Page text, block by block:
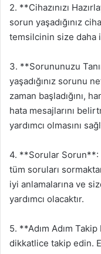
2. **Cihazınızı
sorun yaşadığınız
temsilcinin size daha
3. **Sorununuzu
yaşadığınız sorunu
zaman başladığını,
hata mesajlarını
yardımcı olmasını
4. **Sorular Sorun**:
tüm soruları
iyi anlamalarına ve
yardımcı olacaktır.
5. **Adım Adım
dikkatlice takip edin.